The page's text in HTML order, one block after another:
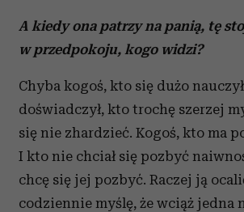
A kiedy ona patrzy na panią, tę
w przedpokoju, kogo widzi?
Chyba kogoś, kto się dużo
doświadczył, kto trochę szerzej
się nie zhardzieć. Kogoś, kto ma
I kto nie chciał się pozbyć
chcę się jej pozbyć. Raczej ją
codziennie myślę, że wciąż jedna